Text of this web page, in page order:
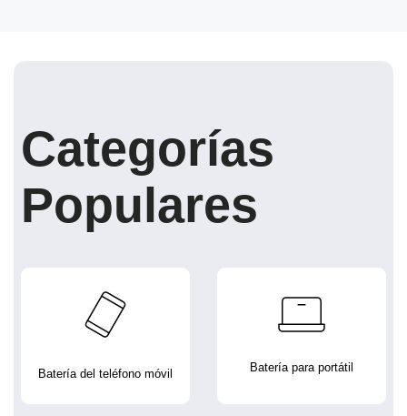
Categorías
Populares
Batería del teléfono móvil Batería para portátil